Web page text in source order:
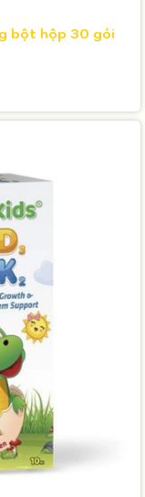
bột hộp 30 gói